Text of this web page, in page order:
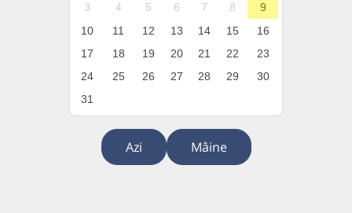
3
4 5 6 7 8
9
10
11 12 13 14 15
16
17
18 19 20 21 22
23
24
25 26 27 28 29
30
31
Azi Mâine